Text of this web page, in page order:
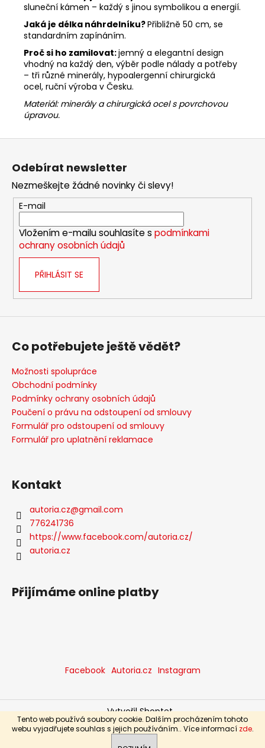
Tento web používá soubory cookie. Dalším procházením tohoto
webu vyjadřujete souhlas s jejich používáním.. Více informací zde.
sluneční kámen – každý s jinou symbolikou a energií.
Jaká je délka náhrdelníku?Přibližně 50 cm, se
standardním zapínáním.
Proč si ho zamilovat:jemný a elegantní design
vhodný na každý den, výběr podle nálady a potřeby
– tři různé minerály, hypoalergenní chirurgická
ocel, ruční výroba v Česku.
Materiál: minerály a chirurgická ocel s povrchovou
úpravou.
Z
Odebírat newsletter
Nezmeškejte žádné novinky či slevy!
E-mail
Vložením e-mailu souhlasíte s podmínkami
ochrany osobních údajů
PŘIHLÁSIT SE
Co potřebujete ještě vědět?
Možnosti spolupráce
Obchodní podmínky
Podmínky ochrany osobních údajů
Poučení o právu na odstoupení od smlouvy
Formulář pro odstoupení od smlouvy
Formulář pro uplatnění reklamace
Kontakt
autoria.cz@gmail.com
776241736
https://www.facebook.com/autoria.cz/
autoria.cz
Přijímáme online platby
Facebook Autoria.cz Instagram
Vytvořil Shoptet
Copyright 2026Autoria Trend, s.r.o.. Všechna práva